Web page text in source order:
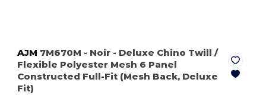
AJM 7M670M - Noir - Deluxe Chino Twill /
Flexible Polyester Mesh 6 Panel
Constructed Full-Fit (Mesh Back, Deluxe
Fit)